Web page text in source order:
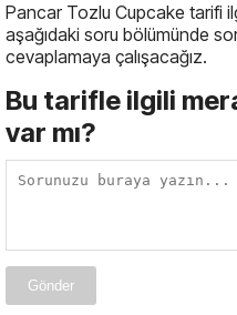
Pancar Tozlu Cupcake tarifi
aşağıdaki soru bölümünde
cevaplamaya çalışacağız.
Bu tarifle ilgili
var mı?
Gönder